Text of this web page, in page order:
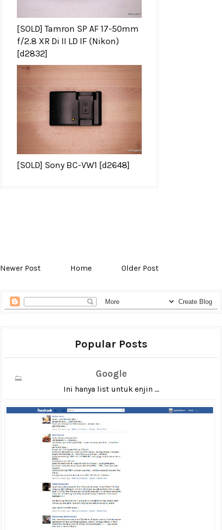
[SOLD] Tamron SP AF 17-50mm
f/2.8 XR Di II LD IF (Nikon)
[d2832]
[SOLD] Sony BC-VW1 [d2648]
Newer Post Home Older Post
Popular Posts
Google
Ini hanya list untuk enjin ...